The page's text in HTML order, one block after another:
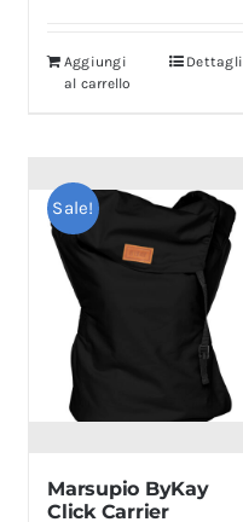
Aggiungi
al carrello
Dettagli
Sale!
Marsupio ByKay
Click Carrier